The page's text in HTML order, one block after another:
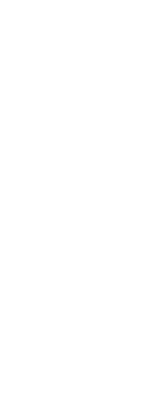
간 지각 또는 본인 실수로 투